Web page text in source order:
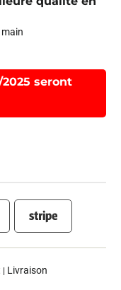
seront
| Livraison